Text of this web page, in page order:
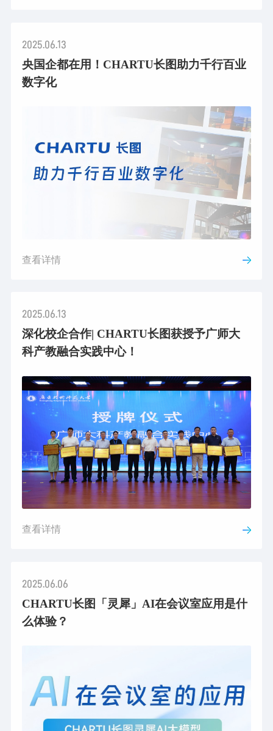
2025.06.13
央国企都在用！CHARTU长图助力千行百业
数字化
查看详情
2025.06.13
深化校企合作| CHARTU长图获授予广师大
科产教融合实践中心！
查看详情
2025.06.06
CHARTU长图「灵犀」AI在会议室应用是什
么体验？